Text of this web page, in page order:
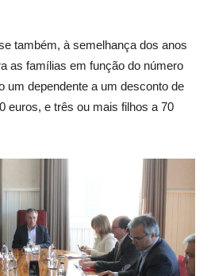
também, à semelhança dos anos
as famílias em função do número
um dependente a um desconto de
euros, e três ou mais filhos a 70